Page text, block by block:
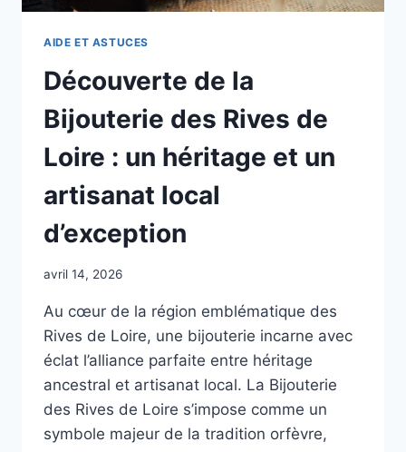
AIDE ET ASTUCES
Découverte de la
Bijouterie des Rives de
Loire : un héritage et un
artisanat local
d’exception
avril 14, 2026
Au cœur de la région emblématique des
Rives de Loire, une bijouterie incarne avec
éclat l’alliance parfaite entre héritage
ancestral et artisanat local. La Bijouterie
des Rives de Loire s’impose comme un
symbole majeur de la tradition orfèvre,